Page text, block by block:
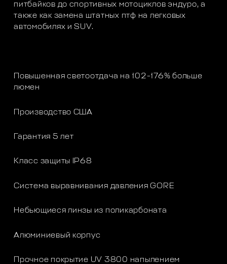
питбайков до спортивных мотоциклов эндуро, а
также как замена штатных птф на легковых
автомобилях и SUV.
Повышенная светоотдача на 102-176% больше
люмен
Производство США
Гарантия 5 лет
Класс защиты IP68
Система выравнивания давления GORE
Небьющиеся линзы из поликарбоната
Алюминиевый корпус
Прочное покрытие UV 3800 напылением